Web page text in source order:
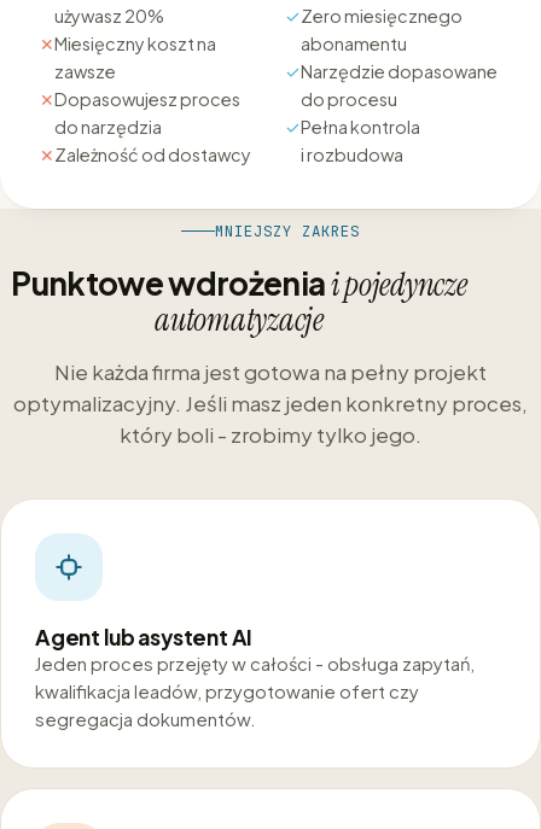
używasz 20%
✕Miesięczny koszt na
zawsze
✕Dopasowujesz proces
do narzędzia
✕Zależność od dostawcy
✓Zero miesięcznego
abonamentu
✓Narzędzie dopasowane
do procesu
✓Pełna kontrola
i rozbudowa
MNIEJSZY ZAKRES
Punktowe wdrożeniai pojedyncze
automatyzacje
Nie każda firma jest gotowa na pełny projekt
optymalizacyjny. Jeśli masz jeden konkretny proces,
który boli - zrobimy tylko jego.
Agent lub asystent AI
Jeden proces przejęty w całości - obsługa zapytań,
kwalifikacja leadów, przygotowanie ofert czy
segregacja dokumentów.